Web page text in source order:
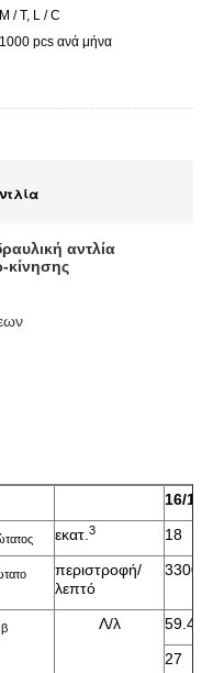
Μ / Τ, L / C
1000 pcs ανά μήνα
αντλία
κίνησης
16/
εκατ. 3
18
περιστροφή/
λεπτό
3300
β Λ/λ
59.4
27